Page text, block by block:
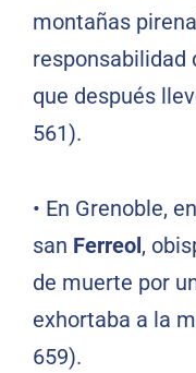
montañas
responsabilidad
que después
561).
• En Grenoble,
san Ferreol,
de muerte por
exhortaba a la
659).